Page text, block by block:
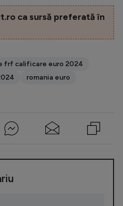
ca sursă preferată în
frf calificare euro 2024
romania euro